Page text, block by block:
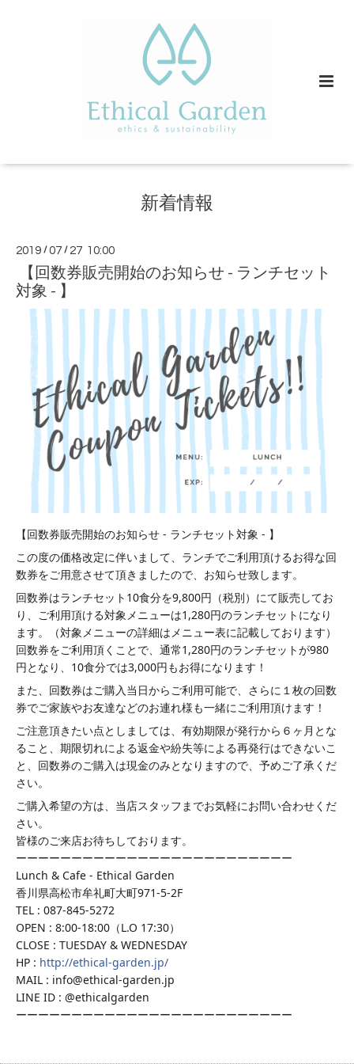
新着情報
2019 /07 / 27 10:00
【回数券販売開始のお知らせ - ランチセット
対象 - 】
【回数券販売開始のお知らせ - ランチセット対象 - 】
この度の価格改定に伴いまして、ランチでご利用頂けるお得な回
数券をご用意させて頂きましたので、お知らせ致します。
回数券はランチセット10食分を9,800円（税別）にて販売してお
り、ご利用頂ける対象メニューは1,280円のランチセットになり
ます。（対象メニューの詳細はメニュー表に記載しております）
回数券をご利用頂くことで、通常1,280円のランチセットが980
円となり、10食分では3,000円もお得になります！
また、回数券はご購入当日からご利用可能で、さらに１枚の回数
券でご家族やお友達などのお連れ様も一緒にご利用頂けます！
ご注意頂きたい点としましては、有効期限が発行から６ヶ月とな
ること、期限切れによる返金や紛失等による再発行はできないこ
と、回数券のご購入は現金のみとなりますので、予めご了承くだ
さい。
ご購入希望の方は、当店スタッフまでお気軽にお問い合わせくだ
さい。
皆様のご来店お待ちしております。
ーーーーーーーーーーーーーーーーーーーーーーーーー
Lunch & Cafe - Ethical Garden
香川県高松市牟礼町大町971-5-2F
TEL : 087-845-5272
OPEN : 8:00-18:00（L.O 17:30）
CLOSE : TUESDAY & WEDNESDAY
HP : http://ethical-garden.jp/
MAIL : info@ethical-garden.jp
LINE ID : @ethicalgarden
ーーーーーーーーーーーーーーーーーーーーーーーーー